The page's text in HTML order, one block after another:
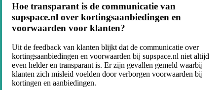
Hoe transparant is de communicatie van
supspace.nl over kortingsaanbiedingen en
voorwaarden voor klanten?
Uit de feedback van klanten blijkt dat de communicatie over
kortingsaanbiedingen en voorwaarden bij supspace.nl niet altijd
even helder en transparant is. Er zijn gevallen gemeld waarbij
klanten zich misleid voelden door verborgen voorwaarden bij
kortingen en aanbiedingen.